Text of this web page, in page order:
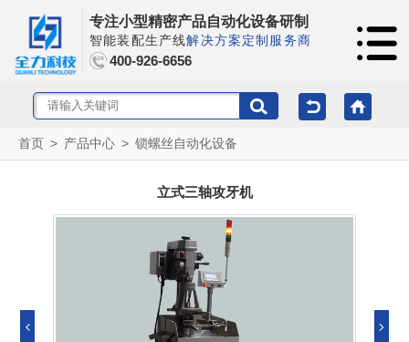
专注小型精密产品自动化设备研制
智能装配生产线解决方案定制服务商
400-926-6656
首页 > 产品中心 > 锁螺丝自动化设备
立式三轴攻牙机